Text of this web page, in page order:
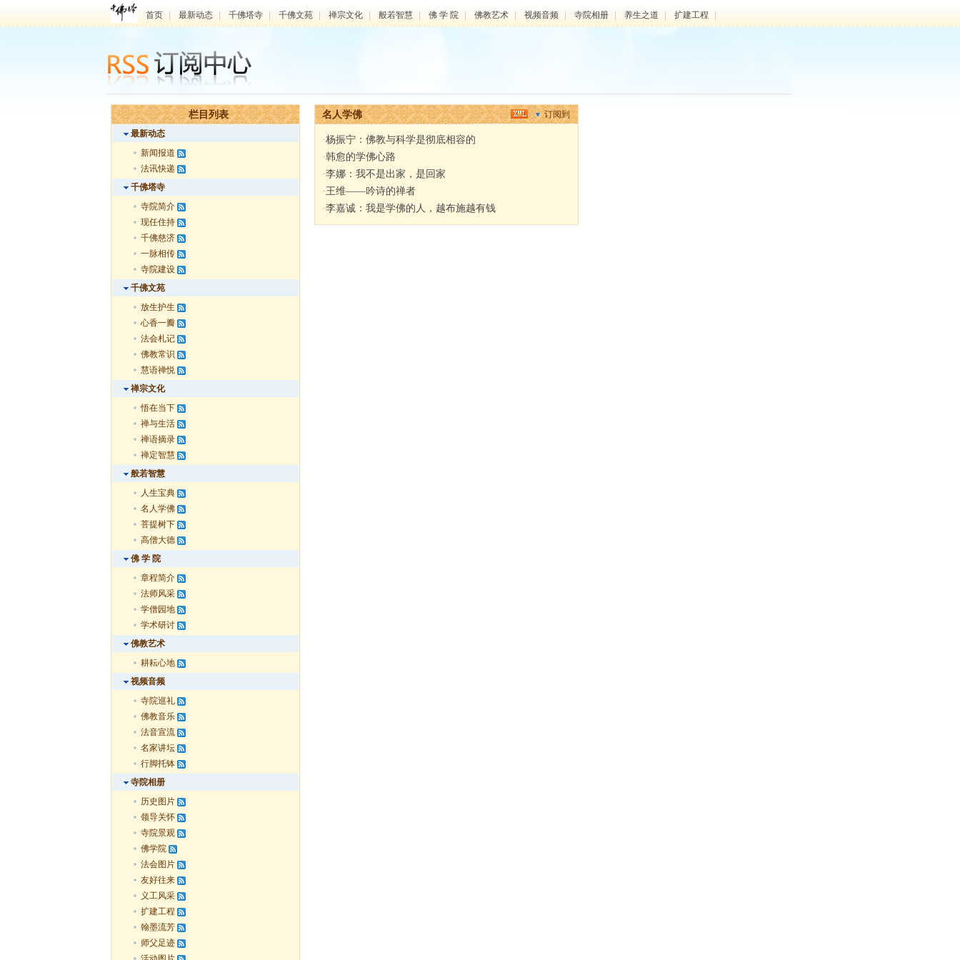
首页 最新动态 千佛塔寺 千佛文苑 禅宗文化 般若智慧 佛 学 院 佛教艺术 视频音频 寺院相册 养生之道 扩建工程
栏目列表
最新动态
新闻报道
法讯快递
千佛塔寺
寺院简介
现任住持
千佛慈济
一脉相传
寺院建设
千佛文苑
放生护生
心香一瓣
法会札记
佛教常识
慧语禅悦
禅宗文化
悟在当下
禅与生活
禅语摘录
禅定智慧
般若智慧
人生宝典
名人学佛
菩提树下
高僧大德
佛 学 院
章程简介
法师风采
学僧园地
学术研讨
佛教艺术
耕耘心地
视频音频
寺院巡礼
佛教音乐
法音宣流
名家讲坛
行脚托钵
寺院相册
历史图片
领导关怀
寺院景观
佛学院
法会图片
友好往来
义工风采
扩建工程
翰墨流芳
师父足迹
订阅到
名人学佛
·杨振宁：佛教与科学是彻底相容的
·韩愈的学佛心路
·李娜：我不是出家，是回家
· 王维——吟诗的禅者
·李嘉诚：我是学佛的人，越布施越有钱